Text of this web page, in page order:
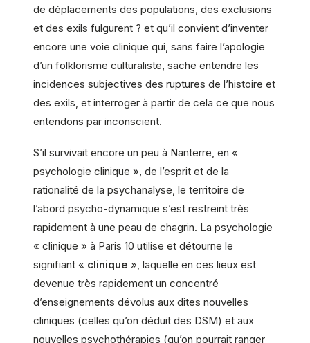
de déplacements des populations, des exclusions
et des exils fulgurent ? et qu’il convient d’inventer
encore une voie clinique qui, sans faire l’apologie
d’un folklorisme culturaliste, sache entendre les
incidences subjectives des ruptures de l’histoire et
des exils, et interroger à partir de cela ce que nous
entendons par inconscient.
S’il survivait encore un peu à Nanterre, en «
psychologie clinique », de l’esprit et de la
rationalité de la psychanalyse, le territoire de
l’abord psycho-dynamique s’est restreint très
rapidement à une peau de chagrin. La psychologie
« clinique » à Paris 10 utilise et détourne le
signifiant « clinique », laquelle en ces lieux est
devenue très rapidement un concentré
d’enseignements dévolus aux dites nouvelles
cliniques (celles qu’on déduit des DSM) et aux
nouvelles psychothérapies (qu’on pourrait ranger